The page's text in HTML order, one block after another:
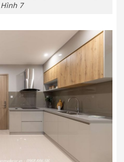
Hình 7